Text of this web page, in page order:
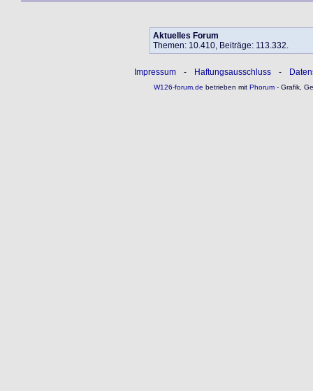
Aktuelles Forum
Themen: 10.410, Beiträge: 113.332.
Impressum - Haftungsausschluss -
W126-forum.de betrieben mitPhorum- Grafik,